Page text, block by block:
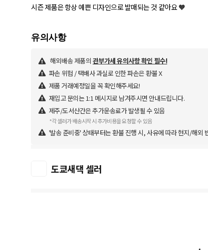
시즌 제품은 항상 예쁜 디자인으로 발매되는 것 같아요 🧡
유의사항
해외배송 제품의 관부가세 유의사항 확인 필수!
파손 위험 / 택배사 과실로 인한 파손은 환불 X
제품 거래예정일을 꼭 확인해주세요!
재입고 문의는 1:1 메시지로 남겨주시면 안내드립니다.
제주/도서산간은 추가운송료가 발생될 수 있음
*각 셀러가 배송시작 시 추가비용을 요청할 수 있음
'발송 준비중' 상태부터는 환불 진행 시, 사유에 따라 현지/해외
도쿄새댁 셀러